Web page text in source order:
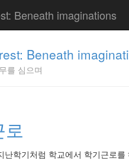
Beneath imaginations
Beneath
를 심으며
로
난학기처럼 학교에서 학기근로